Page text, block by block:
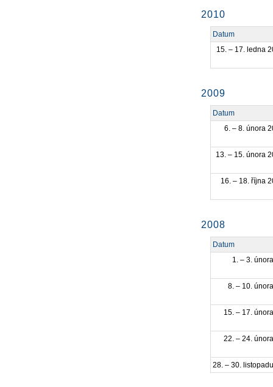
2010
Datum
15. – 17. ledna
2009
Datum
6. – 8. února
13. – 15. února
16. – 18. října
2008
Datum
1. – 3.
8. – 10.
15. – 17.
22. – 24.
28. – 30.